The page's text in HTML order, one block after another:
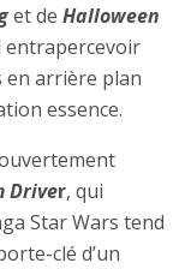
et de Halloween
entrapercevoir
en arrière plan
essence.
Driver, qui
Star Wars tend
clé d’un